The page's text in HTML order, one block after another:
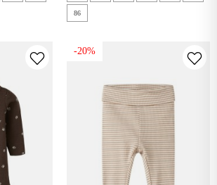
86
-20%